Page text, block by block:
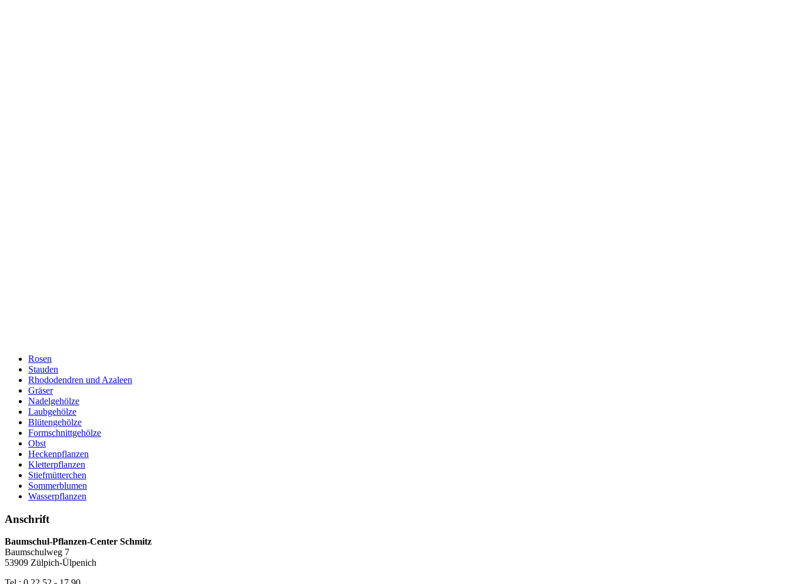
Rosen
Stauden
Rhododendren und Azaleen
Gräser
Nadelgehölze
Laubgehölze
Blütengehölze
Formschnittgehölze
Obst
Heckenpflanzen
Kletterpflanzen
Stiefmütterchen
Sommerblumen
Wasserpflanzen
Anschrift
Baumschul-Pflanzen-Center Schmitz
Baumschulweg 7
53909 Zülpich-Ülpenich